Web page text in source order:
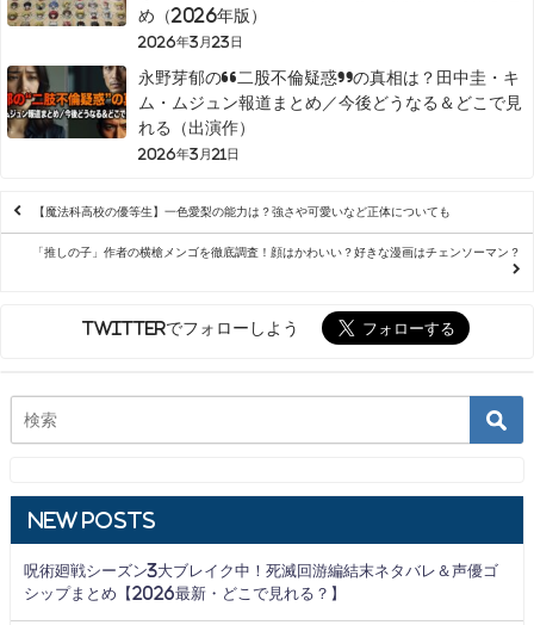
め（2026年版）
2026年3月23日
永野芽郁の“二股不倫疑惑”の真相は？田中圭・キ
ム・ムジュン報道まとめ／今後どうなる＆どこで見
れる（出演作）
2026年3月21日
【魔法科高校の優等生】一色愛梨の能力は？強さや可愛いなど正体についても
「推しの子」作者の横槍メンゴを徹底調査！顔はかわいい？好きな漫画はチェンソーマン？
Twitterでフォローしよう
New Posts
呪術廻戦シーズン3大ブレイク中！死滅回游編結末ネタバレ＆声優ゴ
シップまとめ【2026最新・どこで見れる？】